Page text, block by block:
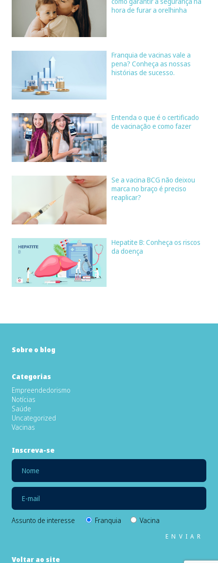
hora de furar a orelhinha
Franquia de vacinas vale a
pena? Conheça as nossas
histórias de sucesso.
Entenda o que é o certificado
de vacinação e como fazer
Se a vacina BCG não deixou
marca no braço é preciso
reaplicar?
Hepatite B: Conheça os riscos
da doença
Sobre o blog
Categorias
Empreendedorismo
Notícias
Saúde
Uncategorized
Vacinas
Inscreva-se
Assunto de interesse Franquia Vacina
Voltar ao site